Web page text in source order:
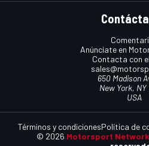
Anúnciate en
Contacta con
650 Madison
New York, NY
USA
© 2026 Motorsport Network
Términos y condicionesPolítica de